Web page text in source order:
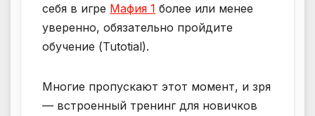
себя в игре Мафия 1 более или менее
уверенно, обязательно пройдите
обучение (Tutotial).
Многие пропускают этот момент, и зря
— встроенный тренинг для новичков